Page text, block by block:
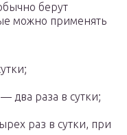
берут
можно применять
два раза в сутки;
раз в сутки, при